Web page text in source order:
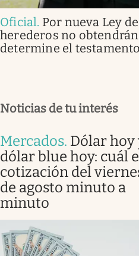
Oficial. Por nueva Ley
herederos no
determine el testamento
Noticias de tu interés
Mercados. Dólar hoy
dólar blue hoy: cuál
cotización del
de agosto minuto a
minuto